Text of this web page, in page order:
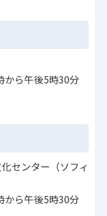
から午後5時30分
センター（ソフィ
から午後5時30分